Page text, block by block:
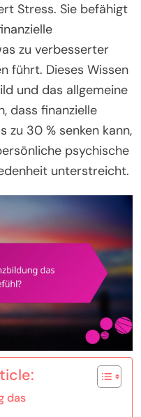
Stress. Sie befähigt
zu verbesserter
führt. Dieses Wissen
und das allgemeine
dass finanzielle
zu 30 % senken kann,
psychische
unterstreicht.
das